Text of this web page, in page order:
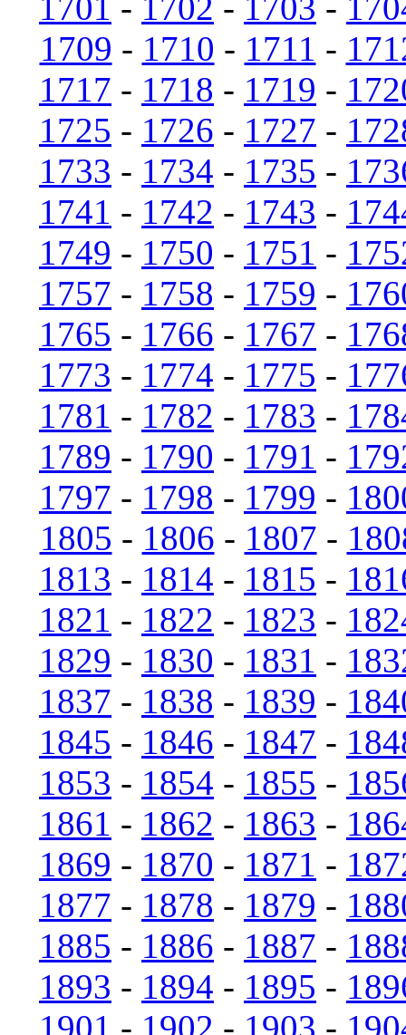
1709 - 1710 - 1711 -
1717 - 1718 - 1719 -
1725 - 1726 - 1727 -
1733 - 1734 - 1735 -
1741 - 1742 - 1743 -
1749 - 1750 - 1751 -
1757 - 1758 - 1759 -
1765 - 1766 - 1767 -
1773 - 1774 - 1775 -
1781 - 1782 - 1783 -
1789 - 1790 - 1791 -
1797 - 1798 - 1799 -
1805 - 1806 - 1807 -
1813 - 1814 - 1815 -
1821 - 1822 - 1823 -
1829 - 1830 - 1831 -
1837 - 1838 - 1839 -
1845 - 1846 - 1847 -
1853 - 1854 - 1855 -
1861 - 1862 - 1863 -
1869 - 1870 - 1871 -
1877 - 1878 - 1879 -
1885 - 1886 - 1887 -
1893 - 1894 - 1895 -
1901 - 1902 - 1903 -